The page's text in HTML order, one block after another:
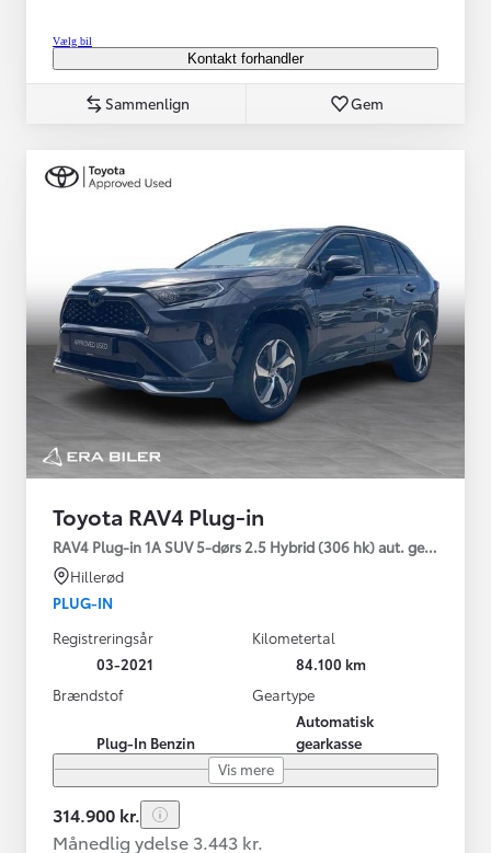
Vælg bil
Kontakt forhandler
Sammenlign Gem
Toyota RAV4 Plug-in
RAV4 Plug-in 1A SUV 5-dørs 2.5 Hybrid (306 hk) aut. gear
Hillerød
PLUG-IN
Registreringsår
03-2021
Kilometertal
84.100 km
Brændstof
Plug-In Benzin
Geartype
Automatisk
gearkasse
Vis mere
314.900 kr.
Månedlig ydelse 3.443 kr.